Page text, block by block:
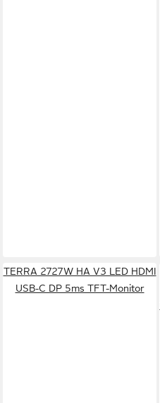
TERRA 2727W HA V3 LED HDMI
USB-C DP 5ms TFT-Monitor